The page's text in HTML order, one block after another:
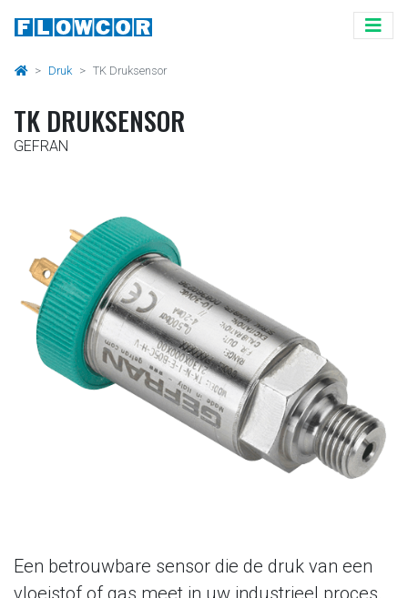
Druk TK Druksensor
TK DRUKSENSOR
GEFRAN
Een betrouwbare sensor die de druk van een
vloeistof of gas meet in uw industrieel proces.